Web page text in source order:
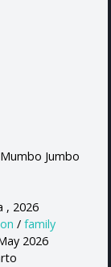
Jumbo
, 2026
/ family
2026